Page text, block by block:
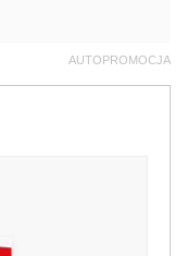
AUTOPROMOCJA